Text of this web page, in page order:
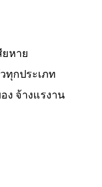
หาย
ทุกประเภท
ง จ้างแรงาน